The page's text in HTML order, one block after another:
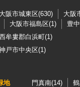
大阪市城東区(630) 大阪
大阪市福島区(1)
豊
牟婁郡白浜町(1)
戸市中央区(1)
地
門真南(14)